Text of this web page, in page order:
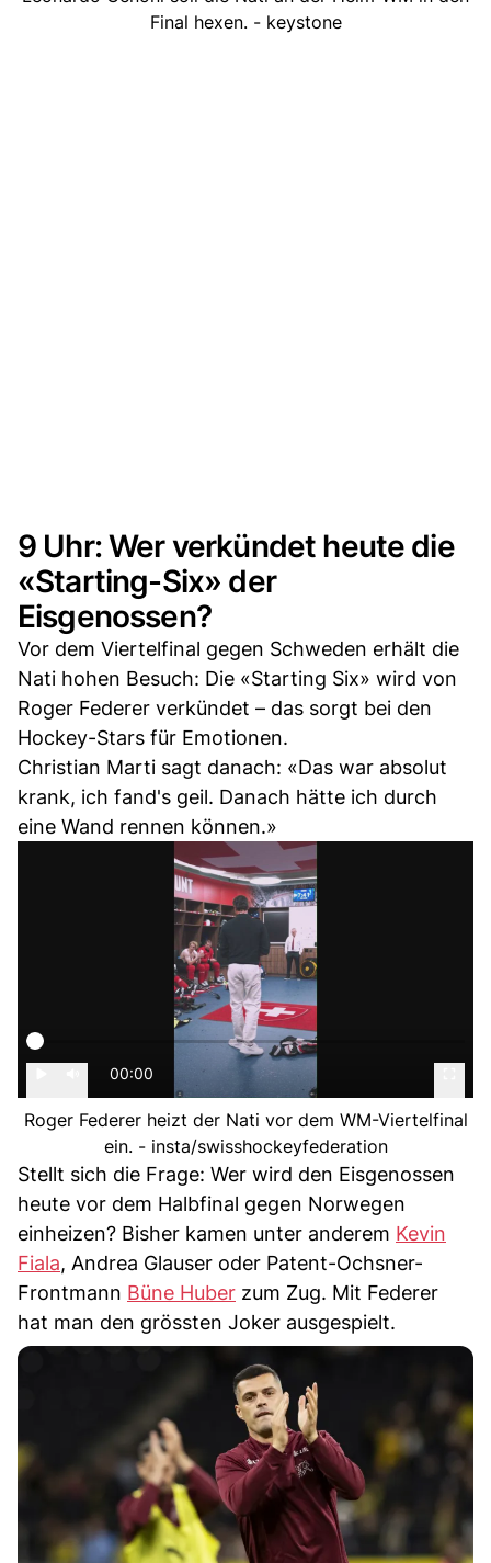
Final hexen. - keystone
9 Uhr: Wer verkündet heute die
«Starting-Six» der
Eisgenossen?
Vor dem Viertelfinal gegen Schweden erhält die
Nati hohen Besuch: Die «Starting Six» wird von
Roger Federer verkündet – das sorgt bei den
Hockey-Stars für Emotionen.
Christian Marti sagt danach: «Das war absolut
krank, ich fand's geil. Danach hätte ich durch
eine Wand rennen können.»
00:00
Roger Federer heizt der Nati vor dem WM-Viertelfinal
ein. - insta/swisshockeyfederation
Stellt sich die Frage: Wer wird den Eisgenossen
heute vor dem Halbfinal gegen Norwegen
einheizen? Bisher kamen unter anderem Kevin
Fiala, Andrea Glauser oder Patent-Ochsner-
Frontmann Büne Huber zum Zug. Mit Federer
hat man den grössten Joker ausgespielt.